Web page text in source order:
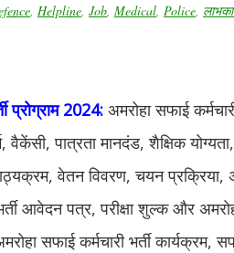
Helpline Job Medical Police
प्रोग्राम 2024: अमरोहा सफाई
पात्रता मानदंड, शैक्षिक
वेतन विवरण, चयन प्रक्रिया,
आवेदन पत्र, परीक्षा शुल्क और
सफाई कर्मचारी भर्ती कार्यक्रम,